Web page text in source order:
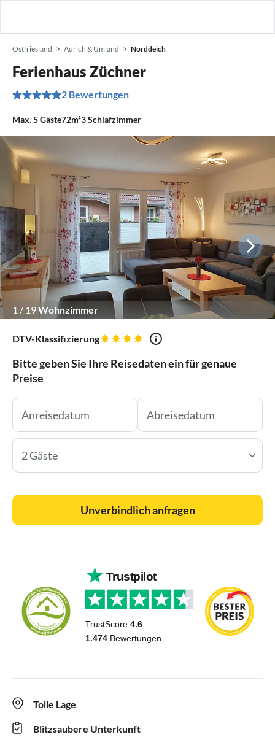
Ostfriesland Aurich & Umland Norddeich
Ferienhaus Züchner
2 Bewertungen
Max.5Gäste72m²3Schlafzimmer
1 / 19Wohnzimmer
DTV-Klassifizierung
Bitte geben Sie Ihre Reisedaten ein für genaue
Preise
2 Gäste
Unverbindlich anfragen
Tolle Lage
Blitzsaubere Unterkunft